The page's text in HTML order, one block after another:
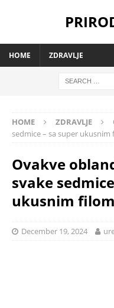
HOME ZDRAVLJE
HOME ZDRAVLJE
sedmice – sa super ukusnim
Ovakve
svake
ukusnim filom
December 19, 2024